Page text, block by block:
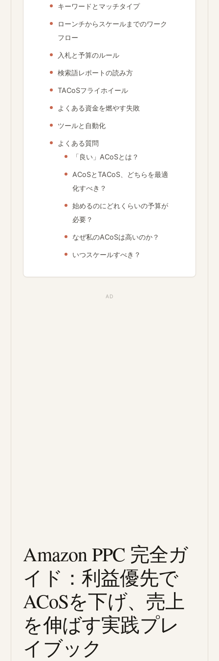
キーワードとマッチタイプ
ローンチからスケールまでのワーク
フロー
入札と予算のルール
検索語レポートの読み方
TACoSフライホイール
よくある資金を燃やす失敗
ツールと自動化
よくある質問
「良い」ACoSとは？
ACoSとTACoS、どちらを最適
化すべき？
始めるのにどれくらいの予算が
必要？
なぜ私のACoSは高いのか？
いつスケールすべき？
Amazon PPC 完全ガ
イド：利益優先で
ACoSを下げ、売上
を伸ばす実践プレ
イブック